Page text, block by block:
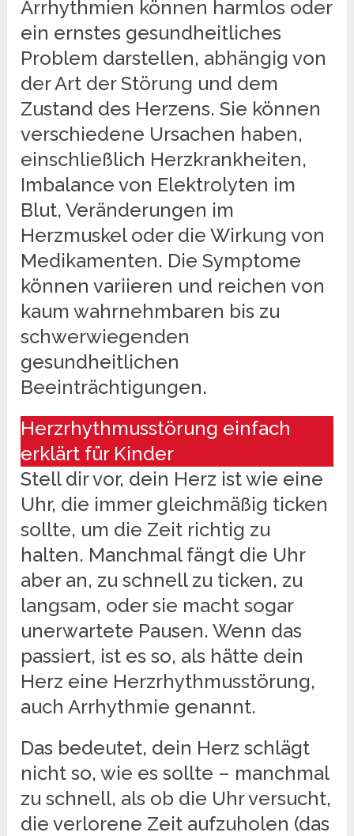
Arrhythmien können harmlos oder
ein ernstes gesundheitliches
Problem darstellen, abhängig von
der Art der Störung und dem
Zustand des Herzens. Sie können
verschiedene Ursachen haben,
einschließlich Herzkrankheiten,
Imbalance von Elektrolyten im
Blut, Veränderungen im
Herzmuskel oder die Wirkung von
Medikamenten. Die Symptome
können variieren und reichen von
kaum wahrnehmbaren bis zu
schwerwiegenden
gesundheitlichen
Beeinträchtigungen.
Herzrhythmusstörung einfach
erklärt für Kinder
Stell dir vor, dein Herz ist wie eine
Uhr, die immer gleichmäßig ticken
sollte, um die Zeit richtig zu
halten. Manchmal fängt die Uhr
aber an, zu schnell zu ticken, zu
langsam, oder sie macht sogar
unerwartete Pausen. Wenn das
passiert, ist es so, als hätte dein
Herz eine Herzrhythmusstörung,
auch Arrhythmie genannt.
Das bedeutet, dein Herz schlägt
nicht so, wie es sollte – manchmal
zu schnell, als ob die Uhr versucht,
die verlorene Zeit aufzuholen (das